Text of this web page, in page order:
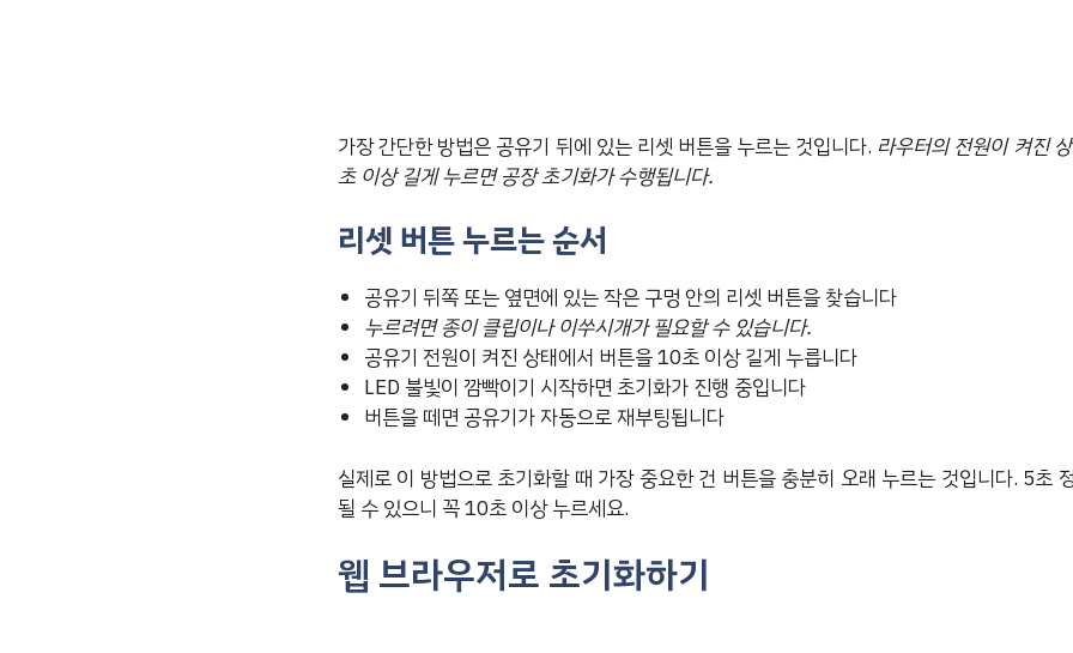
가장 간단한 방법은 공유기 뒤에 있는 리셋 버튼을 누르는 것입니다. 라우터의 전원이 켜진
초 이상 길게 누르면 공장 초기화가 수행됩니다.
리셋 버튼 누르는 순서
공유기 뒤쪽 또는 옆면에 있는 작은 구멍 안의 리셋 버튼을 찾습니다
누르려면 종이 클립이나 이쑤시개가 필요할 수 있습니다.
공유기 전원이 켜진 상태에서 버튼을 10초 이상 길게 누릅니다
LED 불빛이 깜빡이기 시작하면 초기화가 진행 중입니다
버튼을 떼면 공유기가 자동으로 재부팅됩니다
실제로 이 방법으로 초기화할 때 가장 중요한 건 버튼을 충분히 오래 누르는 것입니다. 5초
될 수 있으니 꼭 10초 이상 누르세요.
웹 브라우저로 초기화하기